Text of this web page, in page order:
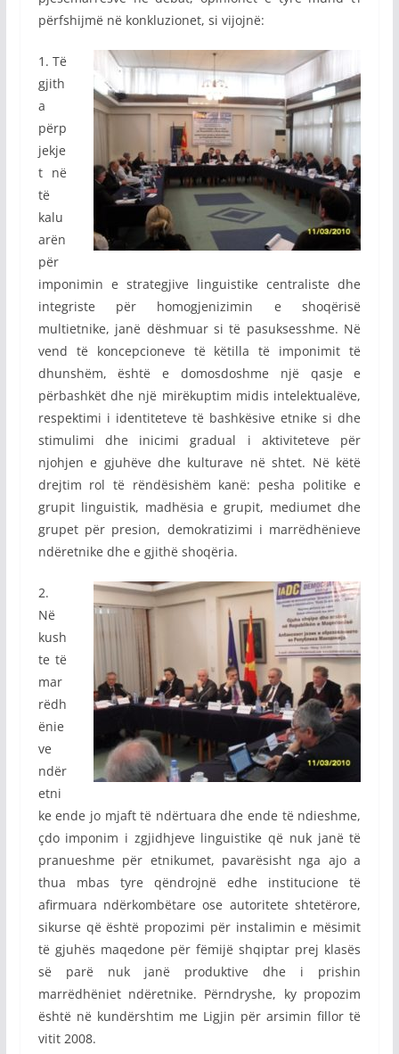
përfshijmë në konkluzionet, si vijojnë:
1. Të
gjith
a
përp
jekje
t në
të
kalu
arën
për
imponimin e strategjive linguistike centraliste dhe
integriste për homogjenizimin e shoqërisë
multietnike, janë dëshmuar si të pasuksesshme. Në
vend të koncepcioneve të këtilla të imponimit të
dhunshëm, është e domosdoshme një qasje e
përbashkët dhe një mirëkuptim midis intelektualëve,
respektimi i identiteteve të bashkësive etnike si dhe
stimulimi dhe inicimi gradual i aktiviteteve për
njohjen e gjuhëve dhe kulturave në shtet. Në këtë
drejtim rol të rëndësishëm kanë: pesha politike e
grupit linguistik, madhësia e grupit, mediumet dhe
grupet për presion, demokratizimi i marrëdhënieve
ndëretnike dhe e gjithë shoqëria.
2.
Në
kush
te të
mar
rëdh
ënie
ve
ndër
etni
ke ende jo mjaft të ndërtuara dhe ende të ndieshme,
çdo imponim i zgjidhjeve linguistike që nuk janë të
pranueshme për etnikumet, pavarësisht nga ajo a
thua mbas tyre qëndrojnë edhe institucione të
afirmuara ndërkombëtare ose autoritete shtetërore,
sikurse që është propozimi për instalimin e mësimit
të gjuhës maqedone për fëmijë shqiptar prej klasës
së parë nuk janë produktive dhe i prishin
marrëdhëniet ndëretnike. Përndryshe, ky propozim
është në kundërshtim me Ligjin për arsimin fillor të
vitit 2008.